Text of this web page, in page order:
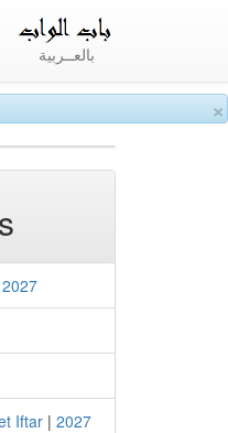
×
بالعــربية
2027
Iftar | 2027